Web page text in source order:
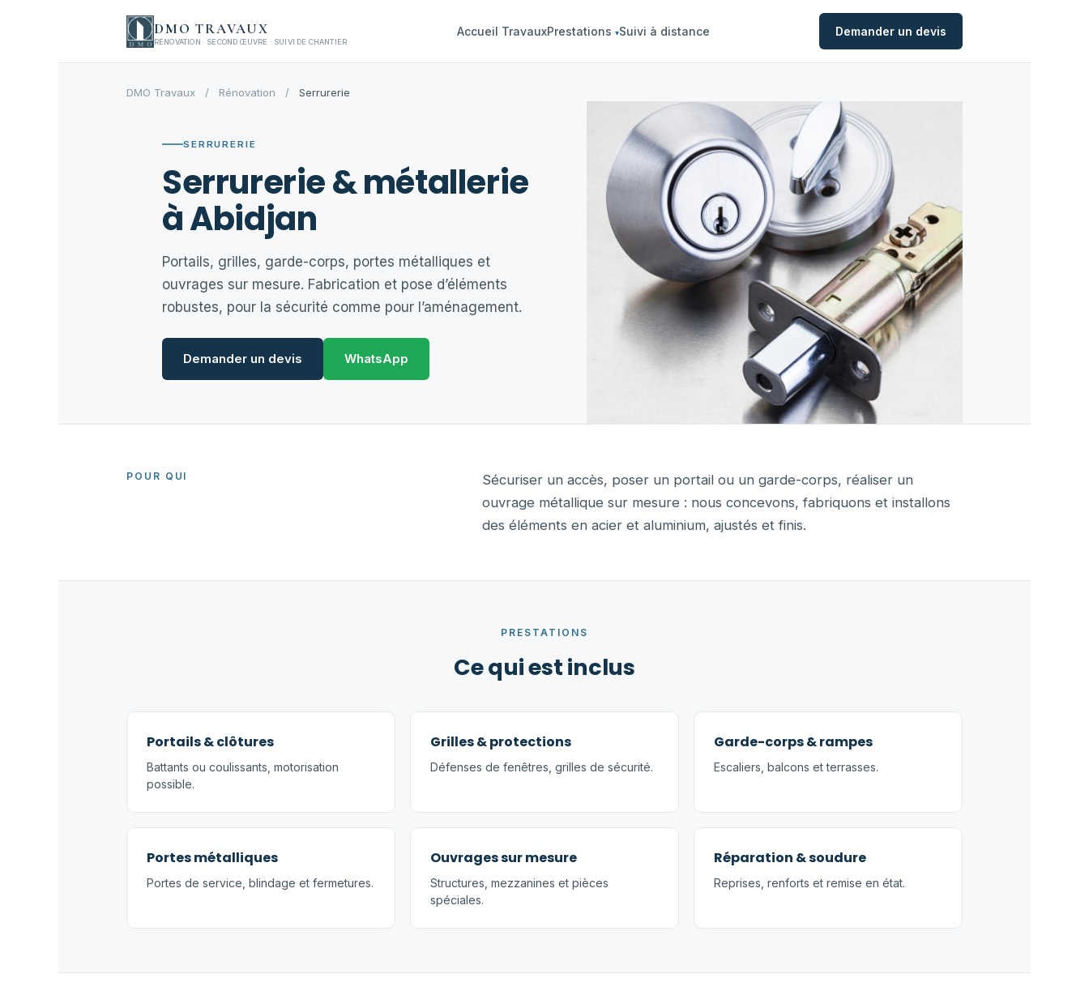
DMOTRAVAUX
RÉNOVATION · SECOND ŒUVRE · SUIVI DE CHANTIER
Accueil TravauxPrestations ▾Suivi à distance Demander un devis
DMO Travaux / Rénovation / Serrurerie
SERRURERIE
Serrurerie & métallerie
à Abidjan
Portails, grilles, garde-corps, portes métalliques et
ouvrages sur mesure. Fabrication et pose d’éléments
robustes, pour la sécurité comme pour l’aménagement.
Demander un devis WhatsApp
POUR QUI
Sécuriser un accès, poser un portail ou un garde-corps, réaliser un
ouvrage métallique sur mesure : nous concevons, fabriquons et installons
des éléments en acier et aluminium, ajustés et finis.
PRESTATIONS
Ce qui est inclus
Portails & clôtures
Battants ou coulissants, motorisation
possible.
Grilles & protections
Défenses de fenêtres, grilles de sécurité.
Garde-corps & rampes
Escaliers, balcons et terrasses.
Portes métalliques
Portes de service, blindage et fermetures.
Ouvrages sur mesure
Structures, mezzanines et pièces
spéciales.
Réparation & soudure
Reprises, renforts et remise en état.